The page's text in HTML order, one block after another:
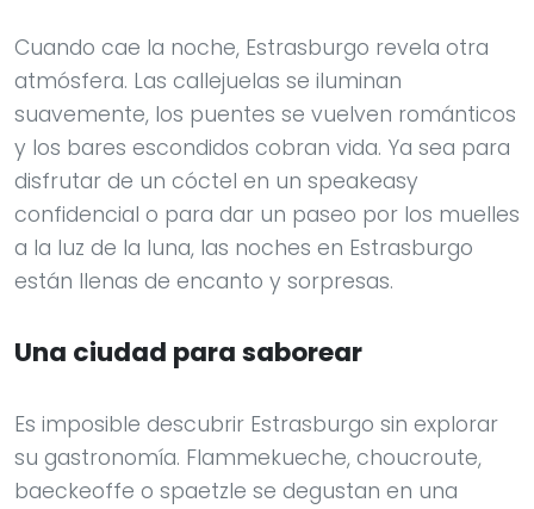
Cuando cae la noche, Estrasburgo revela otra
atmósfera. Las callejuelas se iluminan
suavemente, los puentes se vuelven románticos
y los bares escondidos cobran vida. Ya sea para
disfrutar de un cóctel en un speakeasy
confidencial o para dar un paseo por los muelles
a la luz de la luna, las noches en Estrasburgo
están llenas de encanto y sorpresas.
Una ciudad para saborear
Es imposible descubrir Estrasburgo sin explorar
su gastronomía. Flammekueche, choucroute,
baeckeoffe o spaetzle se degustan en una